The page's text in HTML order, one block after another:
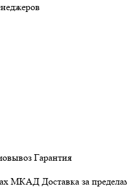
Гарантия
МКАД Доставка за